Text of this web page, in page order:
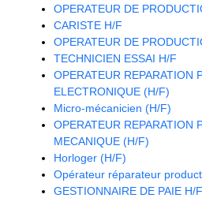
OPERATEUR DE
CARISTE H/F
OPERATEUR DE
TECHNICIEN ESSAI H/F
OPERATEUR REPARATION
ELECTRONIQUE (H/F)
Micro-mécanicien (H/F)
OPERATEUR REPARATION
MECANIQUE (H/F)
Horloger (H/F)
Opérateur réparateur
GESTIONNAIRE DE PAIE H/F